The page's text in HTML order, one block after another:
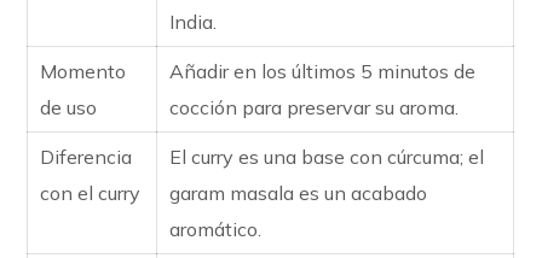
India.
Momento
de uso
Añadir en los últimos 5 minutos de
cocción para preservar su aroma.
Diferencia
con el curry
El curry es una base con cúrcuma; el
garam masala es un acabado
aromático.